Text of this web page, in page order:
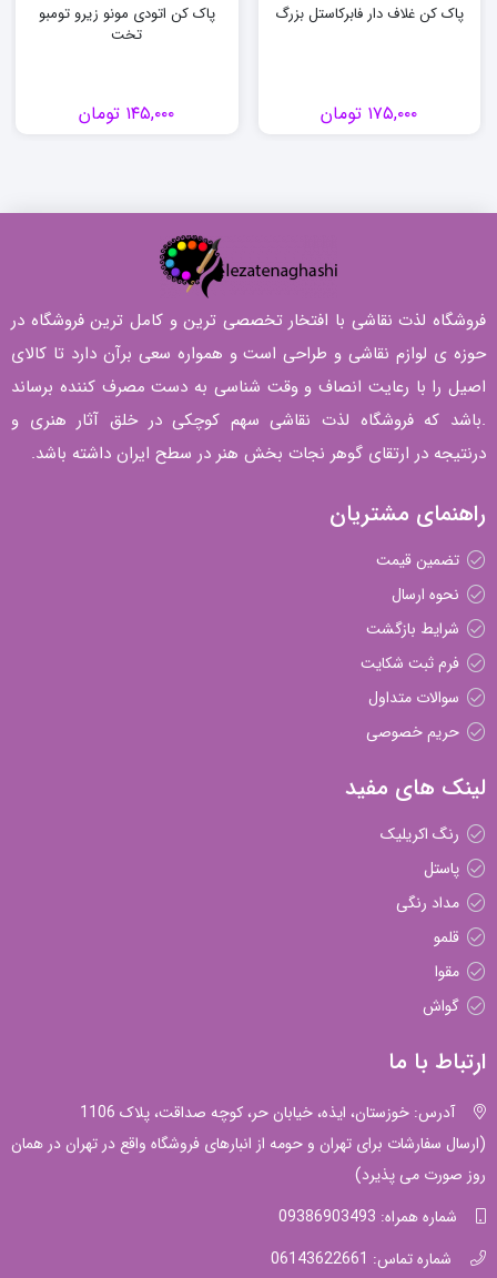
پاک کن غلاف دار فابرکاستل بزرگ
۱۷۵,۰۰۰ تومان
پاک کن اتودی مونو زیرو تومبو
تخت
۱۴۵,۰۰۰ تومان
فروشگاه لذت نقاشی با افتخار تخصصی ترین و کامل ترین فروشگاه در
حوزه ی لوازم نقاشی و طراحی است و همواره سعی برآن دارد تا کالای
اصیل را با رعایت انصاف و وقت شناسی به دست مصرف کننده برساند
.باشد که فروشگاه لذت نقاشی سهم کوچکی در خلق آثار هنری و
درنتیجه در ارتقای گوهر نجات بخش هنر در سطح ایران داشته باشد.
راهنمای مشتریان
تضمین قیمت
نحوه ارسال
شرایط بازگشت
فرم ثبت شکایت
سوالات متداول
حریم خصوصی
لینک های مفید
رنگ اکریلیک
پاستل
مداد رنگی
قلمو
مقوا
گواش
ارتباط با ما
آدرس: خوزستان، ایذه، خیابان حر، کوچه صداقت، پلاک 1106
(ارسال سفارشات برای تهران و حومه از انبارهای فروشگاه واقع در تهران در همان
روز صورت می پذیرد)
شماره همراه: 09386903493
شماره تماس: 06143622661